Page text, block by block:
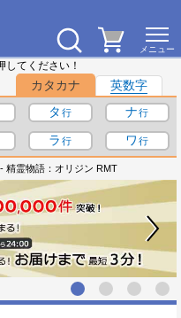
てください！
カタカナ
英数字
タ
ナ
ラ ワ
精霊物語：オリジン RMT